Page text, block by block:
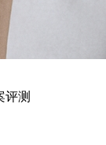
评测